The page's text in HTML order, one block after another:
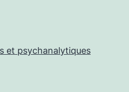
et psychanalytiques